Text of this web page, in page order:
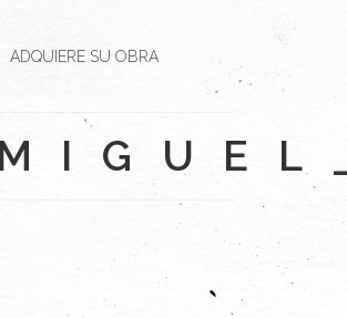
ADQUIERE SU OBRA